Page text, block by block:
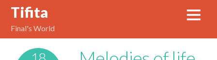
Tifita
Final's World